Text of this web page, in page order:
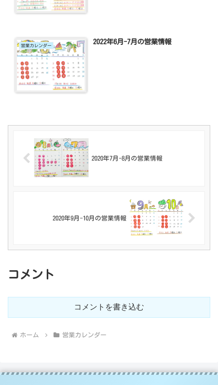
営業カレンダー
2022年6月-7月の営業情報
2020年7月-8月の営業情報
2020年9月-10月の営業情報
コメント
コメントを書き込む
ホーム 営業カレンダー